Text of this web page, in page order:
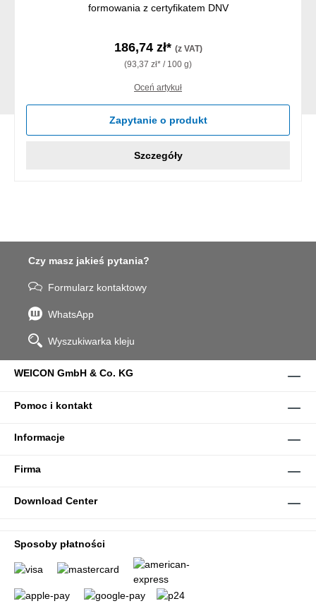
formowania z certyfikatem DNV
186,74 zł* (z VAT)
(93,37 zł* / 100 g)
Oceń artykuł
Zapytanie o produkt
Szczegóły
Czy masz jakieś pytania?
Formularz kontaktowy
WhatsApp
Wyszukiwarka kleju
WEICON GmbH & Co. KG
Pomoc i kontakt
Informacje
Firma
Download Center
Sposoby płatności